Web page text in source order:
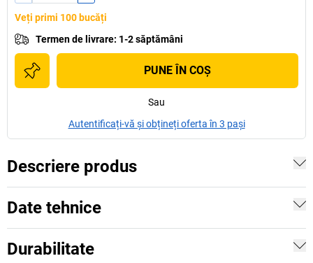
Veți primi 100 bucăți
Termen de livrare: 1-2 săptămâni
PUNE ÎN COŞ
Sau
Autentificați-vă și obțineți oferta în 3 pași
Descriere produs
Date tehnice
Durabilitate